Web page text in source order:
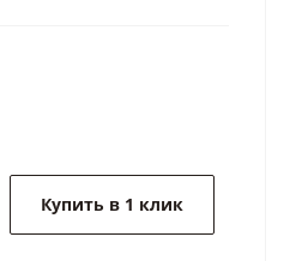
Купить в 1 клик